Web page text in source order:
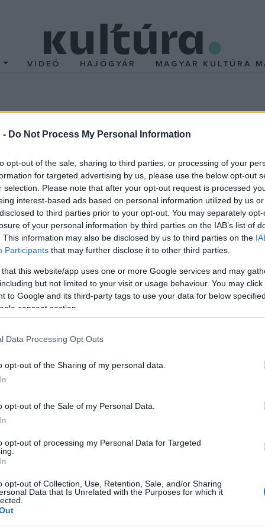
- Do Not Process My Personal Information
opt-out of the sale, sharing to third parties, or processing of your
for targeted advertising by us, please use the below opt-out
selection. Please note that after your opt-out request is processed
interest-based ads based on personal information utilized by us
to third parties prior to your opt-out. You may separately
of your personal information by third parties on the IAB’s list of
This information may also be disclosed by us to third parties on the
Participants that may further disclose it to other third parties.
that this website/app uses one or more Google services and may
but not limited to your visit or usage behaviour. You may
to Google and its third-party tags to use your data for below
consent section.
Data Processing Opt Outs
opt-out of the Sharing of my personal data.
opt-out of the Sale of my Personal Data.
opt-out of processing my Personal Data for Targeted
opt-out of Collection, Use, Retention, Sale, and/or Sharing
Data that Is Unrelated with the Purposes for which it
VIDEÓ HAJÓGYÁR MAGYAR KULTÚRA
visszakapni Görögország a British Museumtól a görög
és az Egyesült Királyság között. A 19. század elején,
eltávolíttatta a 2500 éve épített Parthenón templom
megalakult a görög állam, ezután számos alkalommal kérték
akár 60 százalékát is kitehetik.
bizottság Parthenón frízeinek újraegyesítésére jött
a bizottság tagjainak részvételével, hogy